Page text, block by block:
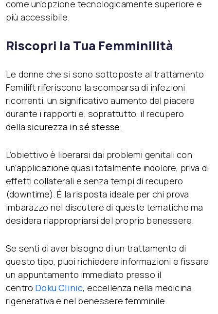
come un’opzione tecnologicamente superiore e
più accessibile.
Riscopri la Tua Femminilità
Le donne che si sono sottoposte al trattamento
Femilift riferiscono la scomparsa di infezioni
ricorrenti, un significativo aumento del piacere
durante i rapporti e, soprattutto, il recupero
dellasicurezza in sé stesse.
L’obiettivo è liberarsi dai problemi genitali con
un’applicazione quasi totalmente indolore, priva di
effetti collaterali e senza tempi di recupero
(downtime). È la risposta ideale per chi prova
imbarazzo nel discutere di queste tematiche ma
desidera riappropriarsi del proprio benessere.
Se senti di aver bisogno di un trattamento di
questo tipo, puoi richiedere informazioni e fissare
un appuntamento immediato presso il
centro Doku Clinic, eccellenza nella medicina
rigenerativa e nel benessere femminile.